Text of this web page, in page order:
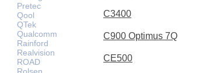
Pretec
Qool
QTek
Qualcomm
Rainford
Realvision
ROAD
C3400
C900 Optimus 7Q
CE500